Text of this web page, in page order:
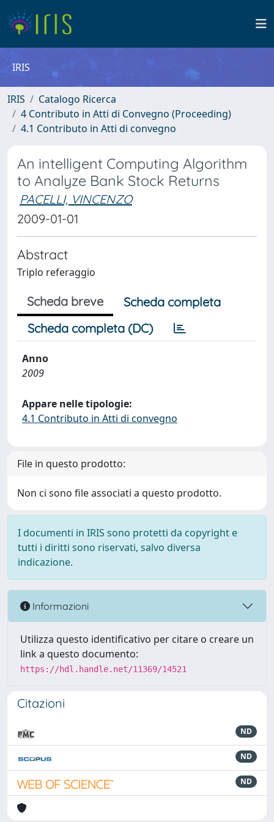
IRIS
IRIS
Catalogo Ricerca
4 Contributo in Atti di Convegno (Proceeding)
4.1 Contributo in Atti di convegno
An intelligent Computing Algorithm
to Analyze Bank Stock Returns
PACELLI, VINCENZO
2009-01-01
Abstract
Triplo referaggio
Scheda breve
Scheda completa
Scheda completa (DC)
Anno
2009
Appare nelle tipologie:
4.1 Contributo in Atti di convegno
File in questo prodotto:
Non ci sono file associati a questo prodotto.
I documenti in IRIS sono protetti da copyright e
tutti i diritti sono riservati, salvo diversa
indicazione.
Informazioni
Utilizza questo identificativo per citare o creare un
link a questo documento:
https://hdl.handle.net/11369/14521
Citazioni
ND
ND
ND